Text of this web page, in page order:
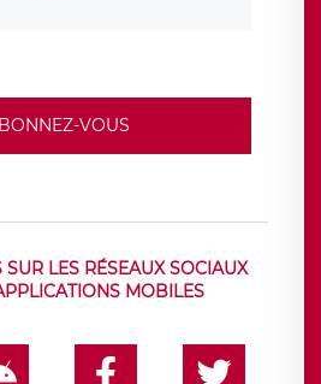
VOUS
LES RÉSEAUX SOCIAUX
MOBILES